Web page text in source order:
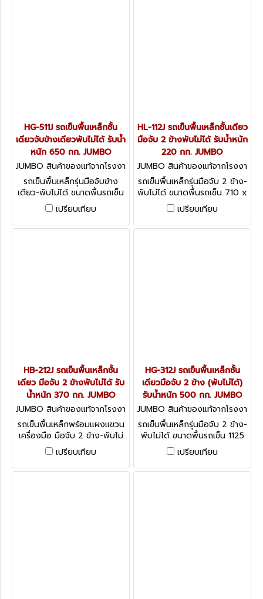
HG-511J รถเข็นพื้นเหล็กชั้น
เดียวจับข้างเดียวพับไม่ได้ รับน้ำ
หนัก 650 กก. JUMBO
JUMBO สินค้าของแท้จากโรงงา
นผู้ผลิต HG-511J
รถเข็นพื้นเหล็กรุ่นมือจับข้าง
เดียว-พับไม่ได้ ขนาดพื้นรถเข็น
1125 x 720 มม.
เปรียบเทียบ
HL-112J รถเข็นพื้นเหล็กชั้นเดียว
มือจับ 2 ข้างพับไม่ได้ รับน้ำหนัก
220 กก. JUMBO
JUMBO สินค้าของแท้จากโรงงา
นผู้ผลิต HL-112J
รถเข็นพื้นเหล็กรุ่นมือจับ 2 ข้าง-
พับไม่ได้ ขนาดพื้นรถเข็น 710 x
450 มม.
เปรียบเทียบ
HB-212J รถเข็นพื้นเหล็กชั้น
เดียว มือจับ 2 ข้างพับไม่ได้ รับ
น้ำหนัก 370 กก. JUMBO
JUMBO สินค้าของแท้จากโรงงา
นผู้ผลิต HB-212J
รถเข็นพื้นเหล็กพร้อมแผงแขวน
เครื่องมือ มือจับ 2 ข้าง-พับไม่
ได้ ขนาดพื้นรถเข็น 880 x 580
มม.
เปรียบเทียบ
HG-312J รถเข็นพื้นเหล็กชั้น
เดียวมือจับ 2 ข้าง (พับไม่ได้)
รับน้ำหนัก 500 กก. JUMBO
JUMBO สินค้าของแท้จากโรงงา
นผู้ผลิต HG-312J
รถเข็นพื้นเหล็กรุ่นมือจับ 2 ข้าง-
พับไม่ได้ ขนาดพื้นรถเข็น 1125
x 720 มม.
เปรียบเทียบ